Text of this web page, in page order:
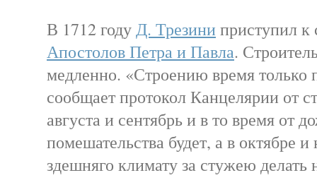
В 1712 годуД. Трезиниприступил
Апостолов Петра и Павла.
медленно. «Строению время
сообщает протокол Канцелярии от
августа и сентябрь и в то время от
помешательства будет, а в октябре
здешняго климату за стужею